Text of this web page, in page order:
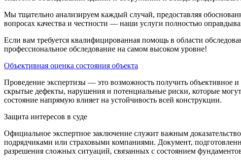
Мы тщательно анализируем каждый случай, предоставляя
вопросах качества и честности — наши услуги полностью
Если вам требуется квалифицированная помощь в области
профессиональное обследование на самом высоком уровне!
Объективная оценка состояния объекта
Проведение экспертизы — это возможность получить объективное
скрытые дефекты, нарушения и потенциальные риски, которые
состояние напрямую влияет на устойчивость всей конструкции.
Защита интересов в суде
Официальное экспертное заключение служит важным
подрядчиками или страховыми компаниями. Документ,
разрешения сложных ситуаций, связанных с состоянием